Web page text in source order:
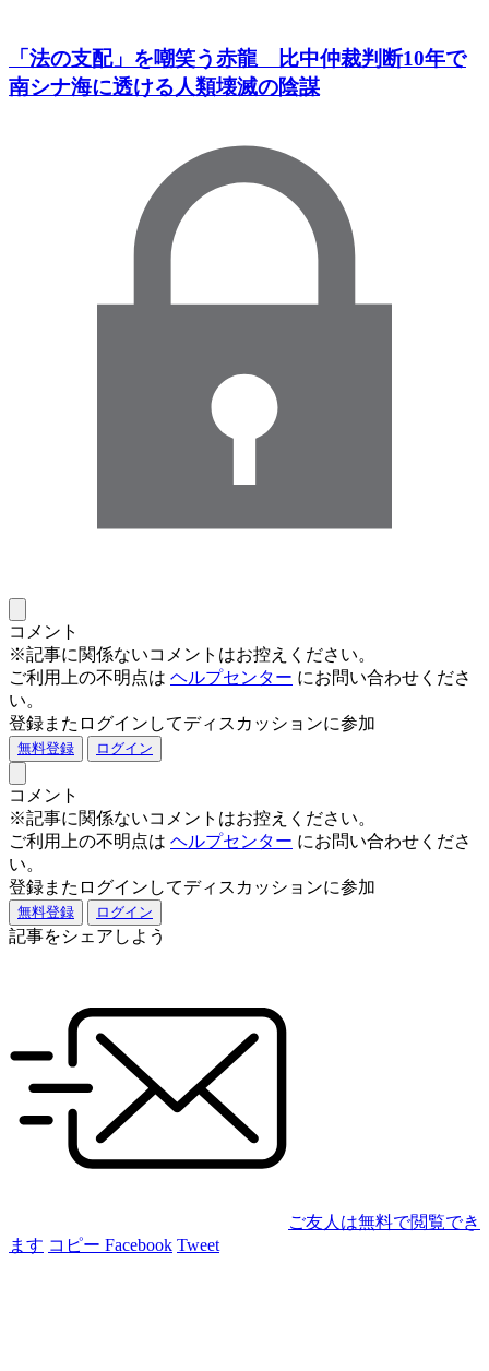
「法の支配」を嘲笑う赤龍 比中仲裁判断10年で
南シナ海に透ける人類壊滅の陰謀
コメント
※記事に関係ないコメントはお控えください。
ご利用上の不明点は ヘルプセンター にお問い合わせくださ
い。
登録またログインしてディスカッションに参加
無料登録 ログイン
コメント
※記事に関係ないコメントはお控えください。
ご利用上の不明点は ヘルプセンター にお問い合わせくださ
い。
登録またログインしてディスカッションに参加
無料登録 ログイン
記事をシェアしよう
ご友人は無料で閲覧でき
ます コピー Facebook Tweet